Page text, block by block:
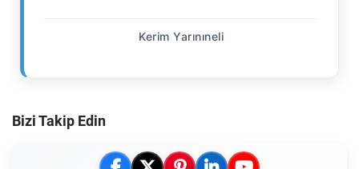
Kerim Yarınıneli
Bizi Takip Edin